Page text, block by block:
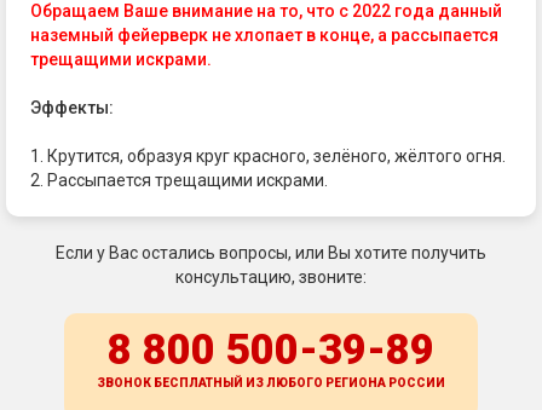
Обращаем Ваше внимание на то, что с 2022 года данный
наземный фейерверк не хлопает в конце, а рассыпается
трещащими искрами.
Эффекты:
1. Крутится, образуя круг красного, зелёного, жёлтого огня.
2. Рассыпается трещащими искрами.
Если у Вас остались вопросы, или Вы хотите получить
консультацию, звоните:
8 800 500-39-89
ЗВОНОК БЕСПЛАТНЫЙ ИЗ ЛЮБОГО РЕГИОНА РОССИИ